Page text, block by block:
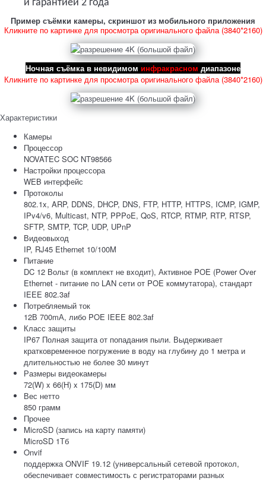
и гарантией 2 года
Пример съёмки камеры, скриншот из мобильного приложения
Кликните по картинке для просмотра оригинального файла (3840*2160)
Ночная съёмка в невидимом инфракрасном диапазоне
Кликните по картинке для просмотра оригинального файла (3840*2160)
Характеристики
Камеры
Процессор
NOVATEC SOC NT98566
Настройки процессора
WEB интерфейс
Протоколы
802.1x, ARP, DDNS, DHCP, DNS, FTP, HTTP, HTTPS, ICMP, IGMP,
IPv4/v6, Multicast, NTP, PPPoE, QoS, RTCP, RTMP, RTP, RTSP,
SFTP, SMTP, TCP, UDP, UPnP
Видеовыход
IP, RJ45 Ethernet 10/100M
Питание
DC 12 Вольт (в комплект не входит), Активное POE (Power Over
Ethernet - питание по LAN сети от POE коммутатора), стандарт
IEEE 802.3af
Потребляемый ток
12В 700mА, либо POE IEEE 802.3af
Класс защиты
IP67 Полная защита от попадания пыли. Выдерживает
кратковременное погружение в воду на глубину до 1 метра и
длительностью не более 30 минут
Размеры видеокамеры
72(W) x 66(H) x 175(D) мм
Вес нетто
850 грамм
Прочее
MicroSD (запись на карту памяти)
MicroSD 1Тб
Onvif
поддержка ONVIF 19.12 (универсальный сетевой протокол,
обеспечивает совместимость с регистраторами разных